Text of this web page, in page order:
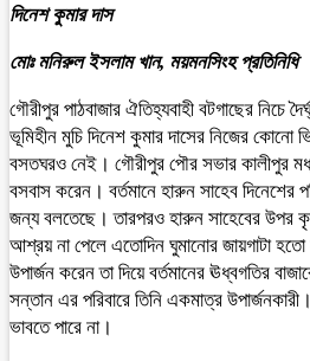
দিনেশ কুমার দাস
মোঃ মনিরুল ইসলাম খান, ময়মনসিংহ প্রতিনিধি
গৌরীপুর পাঠবাজার ঐতিহ্যবাহী বটগাছের নিচে
ভূমিহীন মুচি দিনেশ কুমার দাসের নিজের কোনো
বসতঘরও নেই। গৌরীপুর পৌর সভার কালীপুর
বসবাস করেন। বর্তমানে হারুন সাহেব দিনেশের
জন্য বলতেছে। তারপরও হারুন সাহেবের উপর
আশ্রয় না পেলে এতোদিন ঘুমানোর জায়গাটা
উপার্জন করেন তা দিয়ে বর্তমানের ঊধ্বগতির
সন্তান এর পরিবারে তিনি একমাত্র
ভাবতে পারে না।